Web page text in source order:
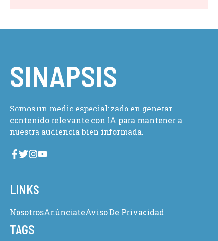
SINAPSIS
Somos un medio especializado en generar
contenido relevante con IA para mantener a
nuestra audiencia bien informada.
LINKS
NosotrosAnúnciateAviso De Privacidad
TAGS